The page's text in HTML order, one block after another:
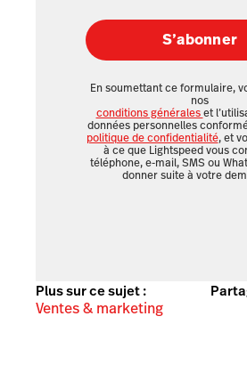
S’abonner
En soumettant ce formulaire,
nos
conditions généraleset
données personnelles
politique de confidentialité, et
à ce que Lightspeed vous
téléphone, e-mail, SMS ou
donner suite à votre
Plus sur ce sujet :
Ventes & marketing